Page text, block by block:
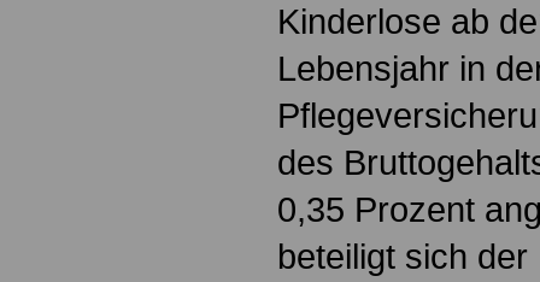
Kinderlose ab
Lebensjahr in
des
0,35 Prozent
beteiligt sich